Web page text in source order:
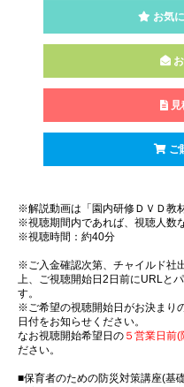
お気
お
見
ご
※解説動画は「園内研修ＤＶＤ教
※視聴期間内であれば、視聴人数
※視聴時間：約40分
※ご入金確認次第、チャイルド社
上、ご視聴開始日2日前にURLと
す。
※ご希望の視聴開始日がお決まり
日付をお知らせください。
なお視聴開始希望日の ５営業日前
ださい。
■保育者のための防災対策講座(基